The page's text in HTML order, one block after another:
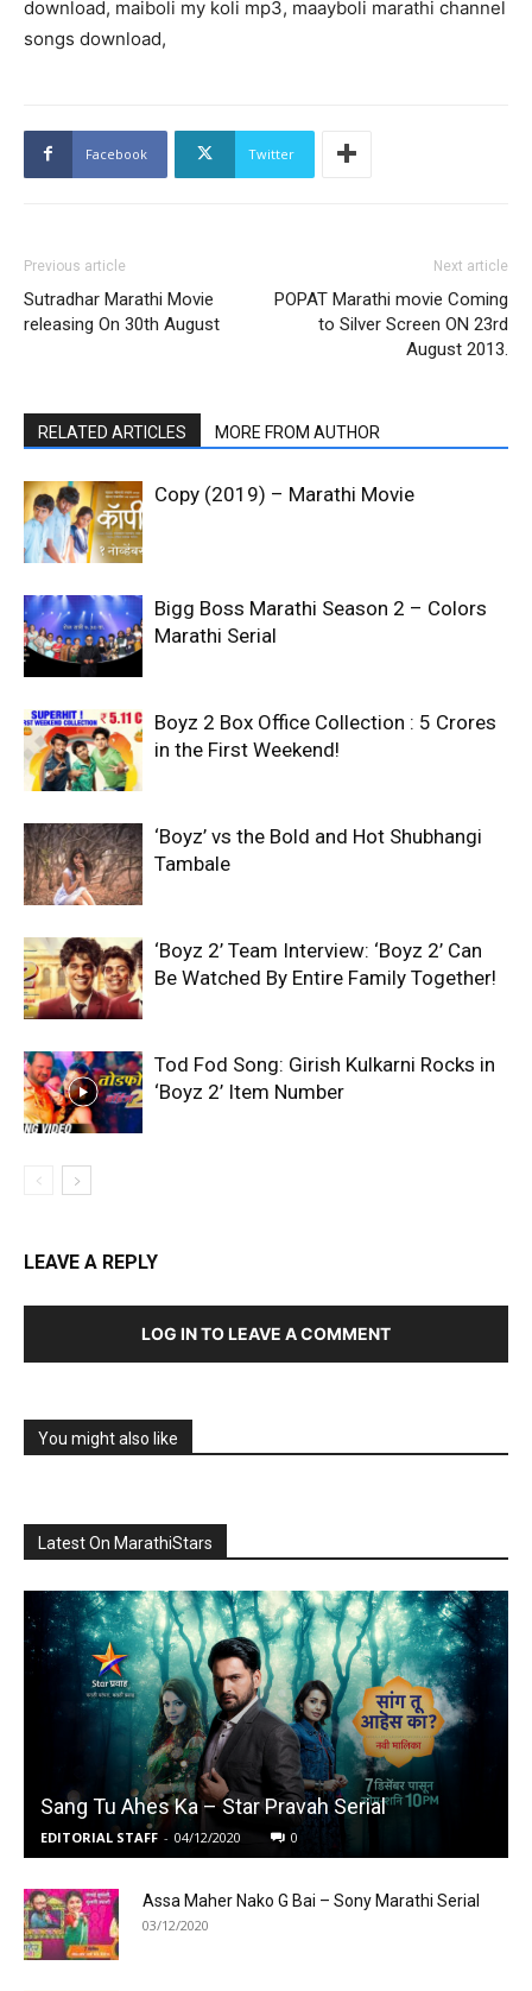
download, maiboli my koli mp3, maayboli marathi channel
songs download,
Facebook Twitter
Previous article
Sutradhar Marathi Movie
releasing On 30th August
Next article
POPAT Marathi movie Coming
to Silver Screen ON 23rd
August 2013.
RELATED ARTICLES MORE FROM AUTHOR
Copy (2019) – Marathi Movie
Bigg Boss Marathi Season 2 – Colors
Marathi Serial
Boyz 2 Box Office Collection : 5 Crores
in the First Weekend!
‘Boyz’ vs the Bold and Hot Shubhangi
Tambale
‘Boyz 2’ Team Interview: ‘Boyz 2’ Can
Be Watched By Entire Family Together!
Tod Fod Song: Girish Kulkarni Rocks in
‘Boyz 2’ Item Number
LEAVE A REPLY
LOG IN TO LEAVE A COMMENT
You might also like
Latest On MarathiStars
Sang Tu Ahes Ka – Star Pravah Serial
EDITORIAL STAFF - 04/12/2020 0
Assa Maher Nako G Bai – Sony Marathi Serial
03/12/2020